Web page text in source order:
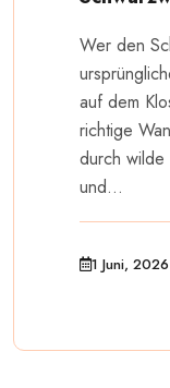
Wer den
auf dem
richtige
durch
und...
1 Juni, 2026